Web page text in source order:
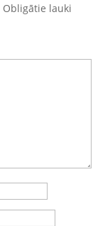
Obligātie lauki